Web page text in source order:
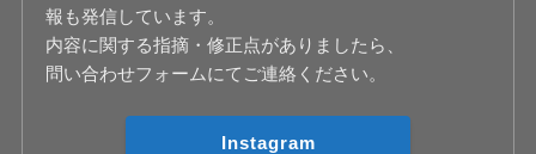
報も発信しています。
内容に関する指摘・修正点がありましたら、
問い合わせフォームにてご連絡ください。
Instagram